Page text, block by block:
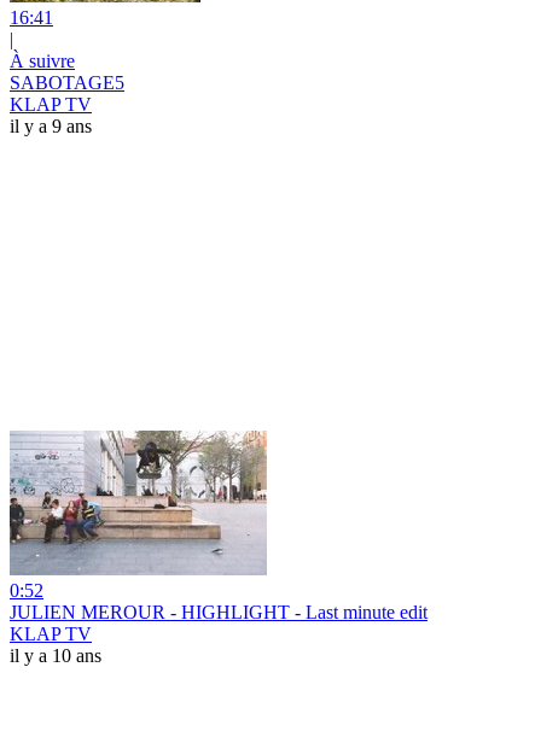
16:41
|
À suivre
SABOTAGE5
KLAP TV
il y a 9 ans
0:52
JULIEN MEROUR - HIGHLIGHT - Last minute edit
KLAP TV
il y a 10 ans